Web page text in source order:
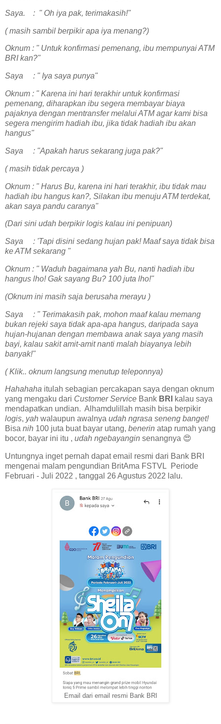
Saya. : " Oh iya pak, terimakasih!"
( masih sambil berpikir apa iya menang?)
Oknum : " Untuk konfirmasi pemenang, ibu mempunyai ATM
BRI kan?"
Saya : " Iya saya punya"
Oknum : " Karena ini hari terakhir untuk konfirmasi
pemenang, diharapkan ibu segera membayar biaya
pajaknya dengan mentransfer melalui ATM agar kami bisa
segera mengirim hadiah ibu, jika tidak hadiah ibu akan
hangus"
Saya : "Apakah harus sekarang juga pak?"
( masih tidak percaya )
Oknum : " Harus Bu, karena ini hari terakhir, ibu tidak mau
hadiah ibu hangus kan?, Silakan ibu menuju ATM terdekat,
akan saya pandu caranya"
(Dari sini udah berpikir logis kalau ini penipuan)
Saya : 'Tapi disini sedang hujan pak! Maaf saya tidak bisa
ke ATM sekarang "
Oknum : " Waduh bagaimana yah Bu, nanti hadiah ibu
hangus lho! Gak sayang Bu? 100 juta lho!"
(Oknum ini masih saja berusaha merayu )
Saya : " Terimakasih pak, mohon maaf kalau memang
bukan rejeki saya tidak apa-apa hangus, daripada saya
hujan-hujanan dengan membawa anak saya yang masih
bayi, kalau sakit amit-amit nanti malah biayanya lebih
banyak!"
( Klik.. oknum langsung menutup teleponnya)
Hahahaha itulah sebagian percakapan saya dengan oknum
yang mengaku dari Customer Service Bank BRI
kalau saya
mendapatkan undian. Alhamdulillah masih bisa berpikir
logis, yah walaupun awalnya udah ngrasa seneng banget!
Bisa nih 100 juta buat bayar utang, benerin atap rumah yang
bocor, bayar ini itu , udah ngebayangin senangnya 😍
Untungnya inget pernah dapat email resmi dari Bank BRI
mengenai malam pengundian BritAma FSTVL Periode
Februari - Juli 2022 , tanggal 26 Agustus 2022 lalu.
Email dari email resmi Bank BRI